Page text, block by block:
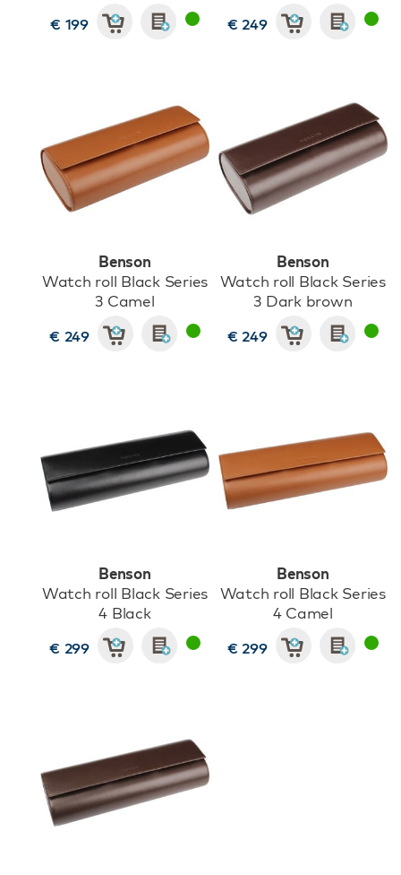
€ 199
€ 249
Benson
Watch roll Black Series
3 Camel
€ 249
Benson
Watch roll Black Series
3 Dark brown
€ 249
Benson
Watch roll Black Series
4 Black
€ 299
Benson
Watch roll Black Series
4 Camel
€ 299